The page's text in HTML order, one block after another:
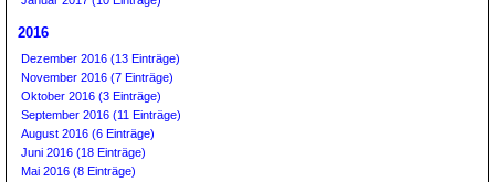
2016
Dezember 2016 (13 Einträge)
November 2016 (7 Einträge)
Oktober 2016 (3 Einträge)
September 2016 (11 Einträge)
August 2016 (6 Einträge)
Juni 2016 (18 Einträge)
Mai 2016 (8 Einträge)